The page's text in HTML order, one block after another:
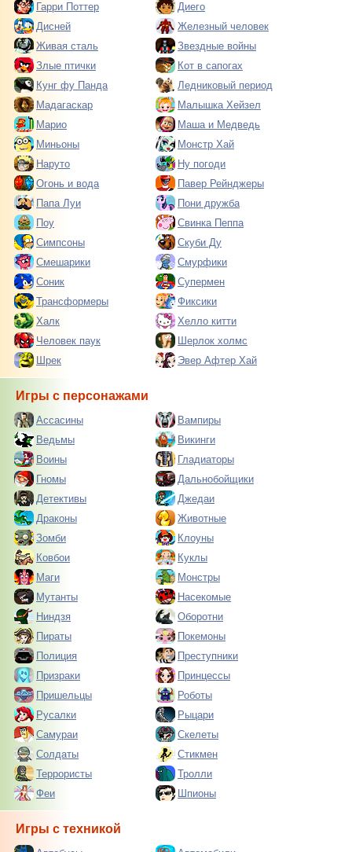
Гарри Поттер
Диего
Дисней
Железный человек
Живая сталь
Звездные войны
Злые птички
Кот в сапогах
Кунг фу Панда
Ледниковый период
Мадагаскар
Малышка Хейзел
Марио
Маша и Медведь
Миньоны
Монстр Хай
Наруто
Ну погоди
Огонь и вода
Павер Рейнджеры
Папа Луи
Пони дружба
Поу
Свинка Пеппа
Симпсоны
Скуби Ду
Смешарики
Смурфики
Соник
Супермен
Трансформеры
Фиксики
Халк
Хелло китти
Человек паук
Шерлок холмс
Шрек
Эвер Афтер Хай
Игры с персонажами
Ассасины
Вампиры
Ведьмы
Викинги
Воины
Гладиаторы
Гномы
Дальнобойщики
Детективы
Джедаи
Драконы
Животные
Зомби
Клоуны
Ковбои
Куклы
Маги
Монстры
Мутанты
Насекомые
Ниндзя
Оборотни
Пираты
Покемоны
Полиция
Преступники
Призраки
Принцессы
Пришельцы
Роботы
Русалки
Рыцари
Самураи
Скелеты
Солдаты
Стикмен
Террористы
Тролли
Феи
Шпионы
Игры с техникой